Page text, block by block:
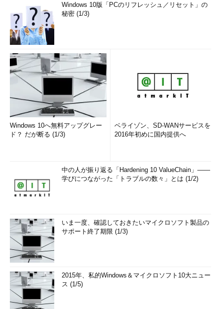
Windows 10版「PCのリフレッシュ／リセット」の
秘密 (1/3)
Windows 10へ無料アップグレー
ド？ だが断る (1/3)
ベライゾン、SD-WANサービスを
2016年初めに国内提供へ
中の人が振り返る「Hardening 10 ValueChain」――
学びにつながった「トラブルの数々」とは (1/2)
いま一度、確認しておきたいマイクロソフト製品の
サポート終了期限 (1/3)
2015年、私的Windows＆マイクロソフト10大ニュー
ス (1/5)